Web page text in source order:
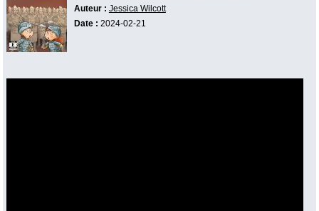
Auteur : Jessica Wilcott
Date : 2024-02-21